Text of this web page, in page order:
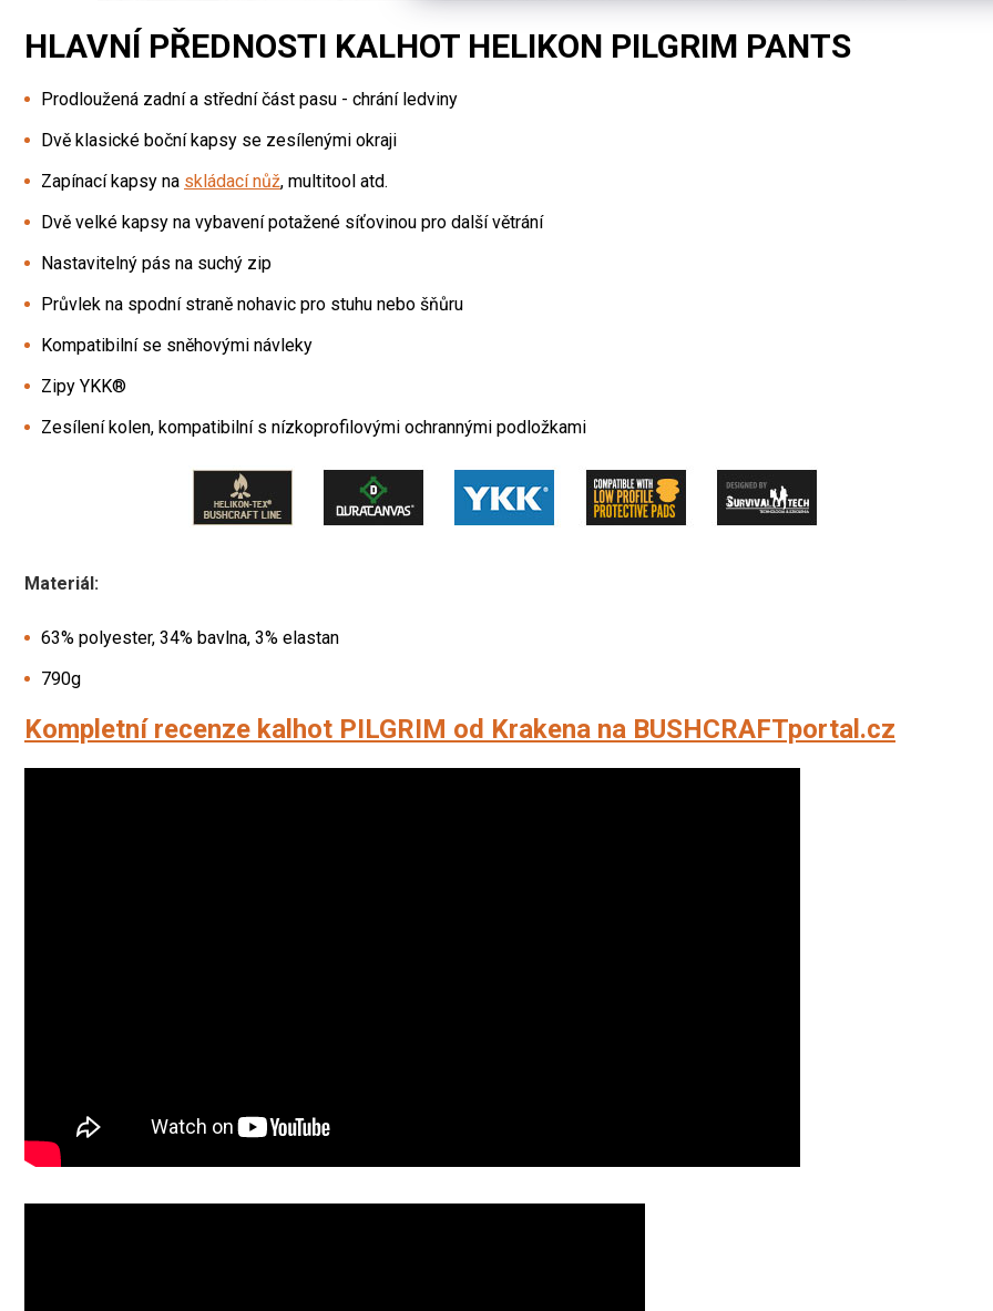
HLAVNÍ PŘEDNOSTI KALHOT HELIKON PILGRIM PANTS
Prodloužená zadní a střední část pasu - chrání ledviny
Dvě klasické boční kapsy se zesílenými okraji
Zapínací kapsy na skládací nůž, multitool atd.
Dvě velké kapsy na vybavení potažené síťovinou pro další větrání
Nastavitelný pás na suchý zip
Průvlek na spodní straně nohavic pro stuhu nebo šňůru
Kompatibilní se sněhovými návleky
Zipy YKK®
Zesílení kolen, kompatibilní s nízkoprofilovými ochrannými podložkami
Materiál:
63% polyester, 34% bavlna, 3% elastan
790g
Kompletní recenze kalhot PILGRIM od Krakena na BUSHCRAFTportal.cz